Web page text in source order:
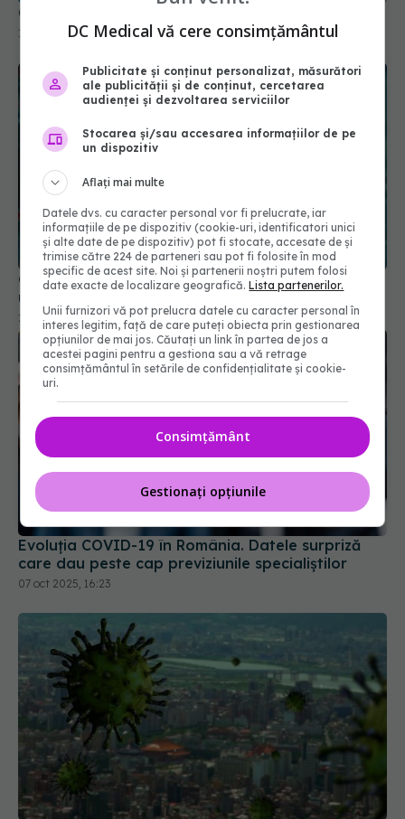
Ce trebuie să știi dacă ai avut COVID
13 dec 2025, 15:27
Greșeala teribilă din pandemia de COVID care a
ucis zeci de mii de oameni
21 noi 2025, 18:08
Evoluția COVID-19 în România. Datele surpriză
care dau peste cap previziunile specialiștilor
07 oct 2025, 16:23
DC Medical vă cere consimțământul
Publicitate și conținut personalizat, măsurători
ale publicității și de conținut, cercetarea
audienței și dezvoltarea serviciilor
Stocarea și/sau accesarea informațiilor de pe
un dispozitiv
Aflați mai multe
Datele dvs. cu caracter personal vor fi prelucrate, iar
informațiile de pe dispozitiv (cookie-uri, identificatori unici
și alte date de pe dispozitiv) pot fi stocate, accesate de și
trimise către 224 de parteneri sau pot fi folosite în mod
specific de acest site. Noi și partenerii noștri putem folosi
date exacte de localizare geografică.Lista partenerilor.
Unii furnizori vă pot prelucra datele cu caracter personal în
interes legitim, față de care puteți obiecta prin gestionarea
opțiunilor de mai jos. Căutați un link în partea de jos a
acestei pagini pentru a gestiona sau a vă retrage
consimțământul în setările de confidențialitate și cookie-
uri.
Consimțământ
Gestionați opțiunile